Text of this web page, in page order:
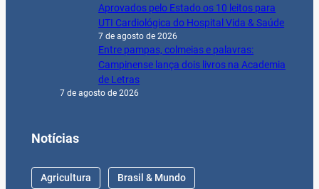
Aprovados pelo Estado os 10 leitos para
UTI Cardiológica do Hospital Vida & Saúde
7 de agosto de 2026
Entre pampas, colmeias e palavras:
Campinense lança dois livros na Academia
de Letras
7 de agosto de 2026
Notícias
Agricultura Brasil & Mundo